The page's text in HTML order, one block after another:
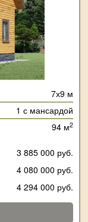
7х9 м
1 с мансардой
94 м2
3 885 000 руб.
4 080 000 руб.
4 294 000 руб.